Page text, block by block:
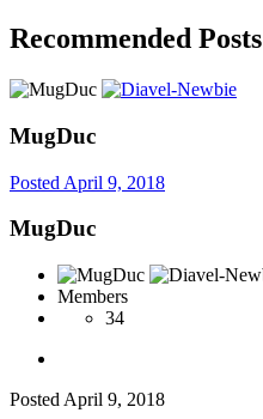
Recommended Posts
MugDuc
Posted April 9, 2018
MugDuc
Members
34
Posted April 9, 2018